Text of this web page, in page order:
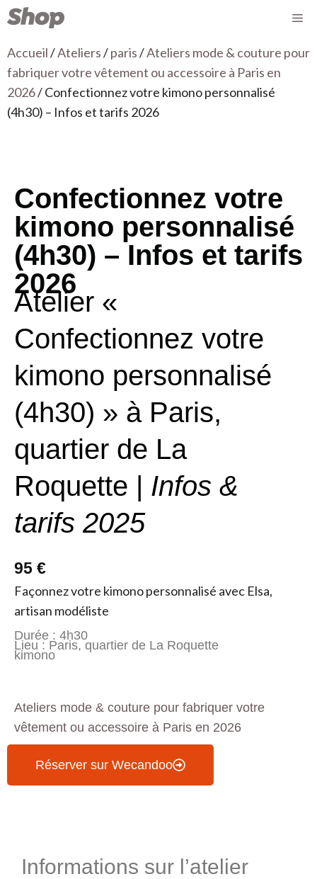
Accueil/Ateliers/paris/Ateliers mode & couture pour
fabriquer votre vêtement ou accessoire à Paris en
2026/ Confectionnez votre kimono personnalisé
(4h30) – Infos et tarifs 2026
Confectionnez votre
kimono personnalisé
(4h30) – Infos et tarifs
2026
Atelier «
Confectionnez votre
kimono personnalisé
(4h30) » à Paris,
quartier de La
Roquette | Infos &
tarifs 2025
95 €
Façonnez votre kimono personnalisé avec Elsa,
artisan modéliste
Durée : 4h30
Lieu : Paris, quartier de La Roquette
kimono
Ateliers mode & couture pour fabriquer votre
vêtement ou accessoire à Paris en 2026
Réserver sur Wecandoo
Informations sur l’atelier